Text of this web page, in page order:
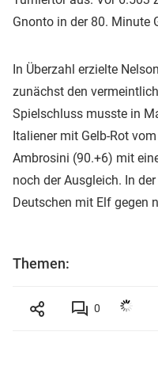
Gnonto in der 80. Minute
In Überzahl erzielte
zunächst den
Spielschluss musste in
Italiener mit Gelb-Rot
Ambrosini (90.+6) mit
noch der Ausgleich. In
Deutschen mit Elf gegen
Themen:
0